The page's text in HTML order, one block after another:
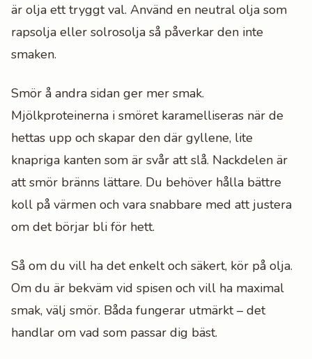
är olja ett tryggt val. Använd en neutral olja som
rapsolja eller solrosolja så påverkar den inte
smaken.
Smör å andra sidan ger mer smak.
Mjölkproteinerna i smöret karamelliseras när de
hettas upp och skapar den där gyllene, lite
knapriga kanten som är svår att slå. Nackdelen är
att smör bränns lättare. Du behöver hålla bättre
koll på värmen och vara snabbare med att justera
om det börjar bli för hett.
Så om du vill ha det enkelt och säkert, kör på olja.
Om du är bekväm vid spisen och vill ha maximal
smak, välj smör. Båda fungerar utmärkt – det
handlar om vad som passar dig bäst.